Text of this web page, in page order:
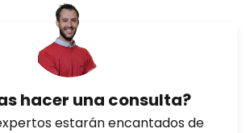
hacer una consulta?
estarán encantados de